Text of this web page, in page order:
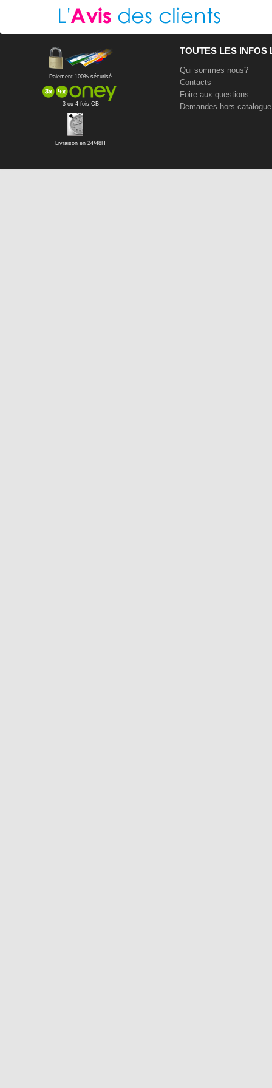
Paiement 100% sécurisé
3 ou 4 fois CB
Livraison en 24/48H
TOUTES LES INFOS
Qui sommes nous?
Contacts
Foire aux questions
Demandes hors catalogue